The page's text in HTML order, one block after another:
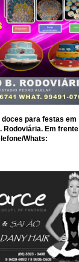
para festas em
Rodoviária. Em frente
Whats: